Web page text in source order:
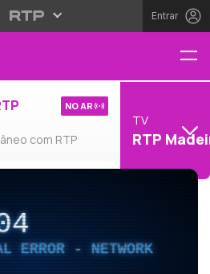
Entrar
com RTP
NO AR
TV
RTP
ERROR - NETWORK